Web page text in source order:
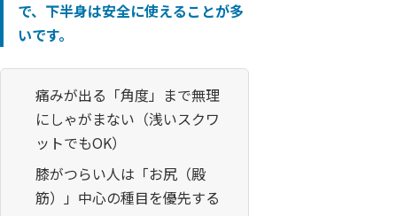
で、下半身は安全に使えることが多
いです。
痛みが出る「角度」まで無理
にしゃがまない（浅いスクワ
ットでもOK）
膝がつらい人は「お尻（殿
筋）」中心の種目を優先する